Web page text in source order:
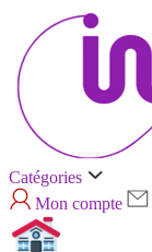
Catégories
Mon compte